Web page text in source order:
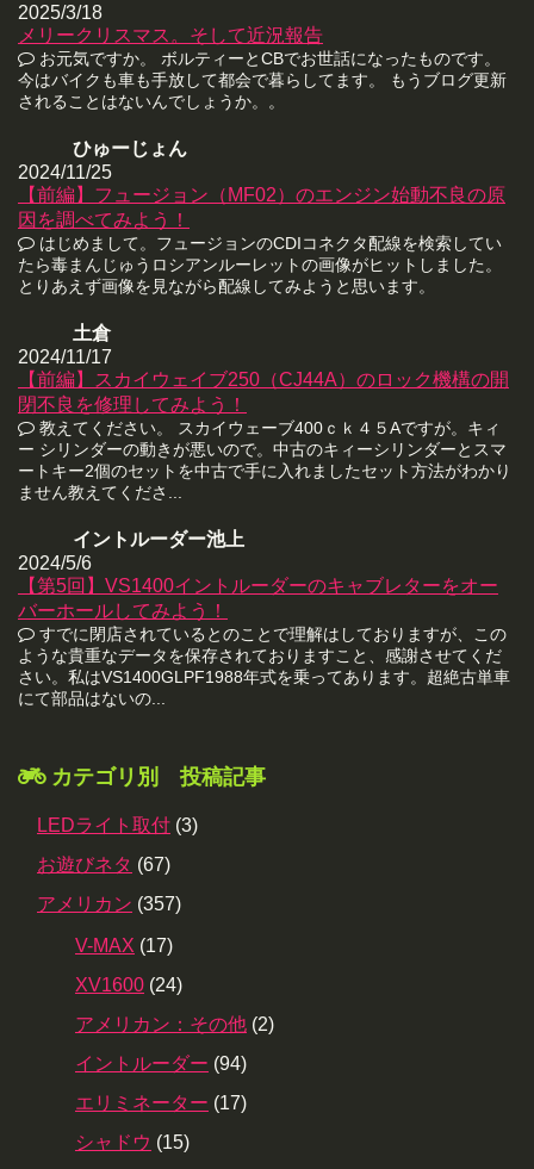
2025/3/18
メリークリスマス。そして近況報告
お元気ですか。 ボルティーとCBでお世話になったものです。
今はバイクも車も手放して都会で暮らしてます。 もうブログ更新
されることはないんでしょうか。。
ひゅーじょん
2024/11/25
【前編】フュージョン（MF02）のエンジン始動不良の原
因を調べてみよう！
はじめまして。フュージョンのCDIコネクタ配線を検索してい
たら毒まんじゅうロシアンルーレットの画像がヒットしました。
とりあえず画像を見ながら配線してみようと思います。
土倉
2024/11/17
【前編】スカイウェイブ250（CJ44A）のロック機構の開
閉不良を修理してみよう！
教えてください。 スカイウェーブ400ｃｋ４５Aですが。キィ
ー シリンダーの動きが悪いので。中古のキィーシリンダーとスマ
ートキー2個のセットを中古で手に入れましたセット方法がわかり
ません教えてくださ...
イントルーダー池上
2024/5/6
【第5回】VS1400イントルーダーのキャブレターをオー
バーホールしてみよう！
すでに閉店されているとのことで理解はしておりますが、この
ような貴重なデータを保存されておりますこと、感謝させてくだ
さい。私はVS1400GLPF1988年式を乗ってあります。超絶古単車
にて部品はないの...
カテゴリ別 投稿記事
LEDライト取付 (3)
お遊びネタ (67)
アメリカン (357)
V-MAX (17)
XV1600 (24)
アメリカン：その他 (2)
イントルーダー (94)
エリミネーター (17)
シャドウ (15)